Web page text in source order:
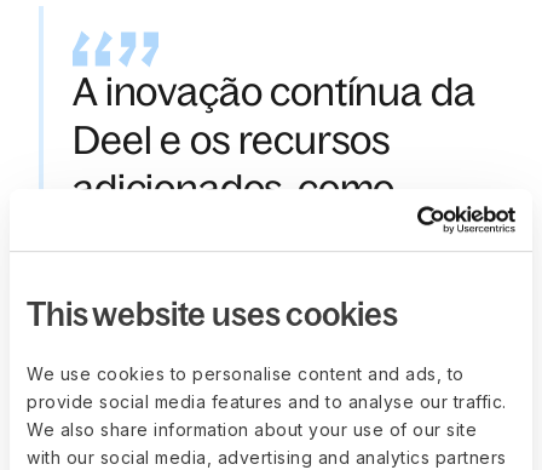
This website uses cookies
We use cookies to personalise content and ads, to
provide social media features and to analyse our traffic.
We also share information about your use of our site
with our social media, advertising and analytics partners
A inovação contínua da
Deel e os recursos
adicionados, como
análises e benefícios,
desempenho.
— Sandra Leon,
Operations Coordinator, EasyBroker